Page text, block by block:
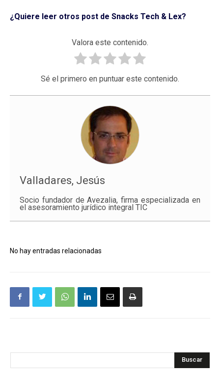
¿Quiere leer otros post de Snacks Tech & Lex?
Valora este contenido.
Sé el primero en puntuar este contenido.
Valladares, Jesús
Socio fundador de Avezalia, firma especializada en
el asesoramiento jurídico integral TIC
No hay entradas relacionadas
Buscar